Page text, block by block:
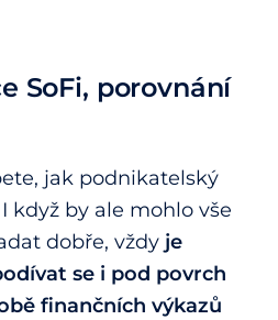
SoFi, porovnání
jak podnikatelský
když by ale mohlo vše
dobře, vždy je
se i pod povrch
finančních výkazů